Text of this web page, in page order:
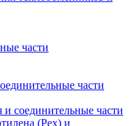
части
части
и соединительные части
(Pex) и